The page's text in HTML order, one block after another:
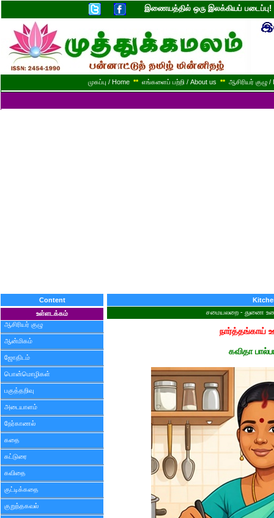
இணையத்தில் ஒரு இலக்கியப்
முகப்பு / Home ** எங்களைப் பற்றி / About us ** ஆசிரியர் குழு
Content
உள்ளடக்கம்
ஆசிரியர் குழு
ஆன்மிகம்
ஜோதிடம்
பொன்மொழிகள்
பகுத்தறிவு
அடையாளம்
நேர்காணல்
கதை
கட்டுரை
கவிதை
குட்டிக்கதை
குறுந்தகவல்
சமையலறை - துணை
நார்த்தங்காய்
கவிதா